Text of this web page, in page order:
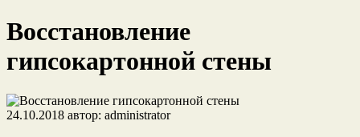
Восстановление
гипсокартонной стены
24.10.2018 автор: administrator